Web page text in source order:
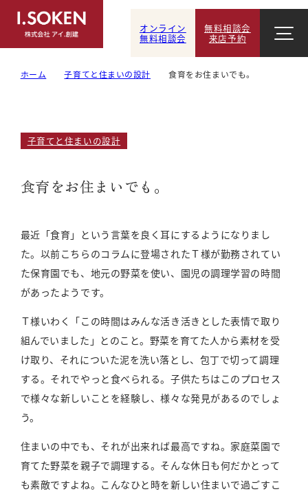
オンライン
無料相談会
無料相談会
来店予約
ホーム 子育てと住まいの設計 食育をお住まいでも。
子育てと住まいの設計
食育をお住まいでも。
最近「食育」という言葉を良く耳にするようになりまし
た。以前こちらのコラムに登場されたＴ様が勤務されてい
た保育園でも、地元の野菜を使い、園児の調理学習の時間
があったようです。
Ｔ様いわく「この時間はみんな活き活きとした表情で取り
組んでいました」とのこと。野菜を育てた人から素材を受
け取り、それについた泥を洗い落とし、包丁で切って調理
する。それでやっと食べられる。子供たちはこのプロセス
で様々な新しいことを経験し、様々な発見があるのでしょ
う。
住まいの中でも、それが出来れば最高ですね。家庭菜園で
育てた野菜を親子で調理する。そんな休日も何だかとって
も素敵ですよね。こんなひと時を新しい住まいで過ごすこ